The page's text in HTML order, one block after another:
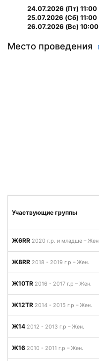
24.07.2026 (Пт) 11:00
25.07.2026 (Сб) 11:00
26.07.2026 (Вс) 10:00
Место проведения
Участвующие группы
Ж6RR 2020 г.р. и младше – Жен.
Ж8RR 2018 - 2019 г.р – Жен.
Ж10TR 2016 - 2017 г.р – Жен.
Ж12TR 2014 - 2015 г.р – Жен.
Ж14 2012 - 2013 г.р – Жен.
Ж16 2010 - 2011 г.р – Жен.